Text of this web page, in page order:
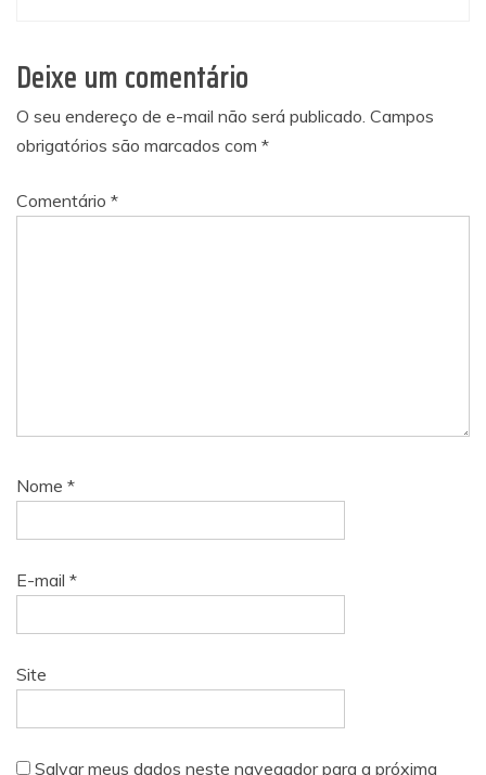
Deixe um comentário
O seu endereço de e-mail não será publicado. Campos
obrigatórios são marcados com *
Comentário *
Nome *
E-mail *
Site
Salvar meus dados neste navegador para a próxima